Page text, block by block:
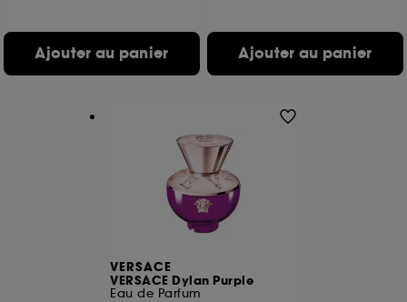
Ajouter au panier Ajouter au panier
VERSACE
VERSACE Dylan Purple
Eau de Parfum